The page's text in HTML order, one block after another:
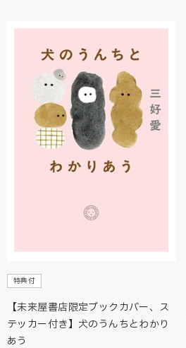
特典付
【未来屋書店限定ブックカバー、ス
テッカー付き】犬のうんちとわかり
あう